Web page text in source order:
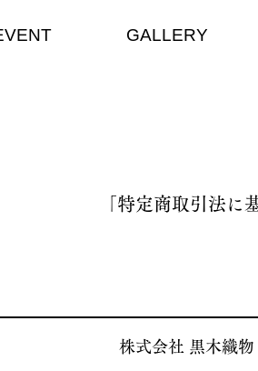
GALLERY
「特定商取引法に
​株式会社 黒木織物